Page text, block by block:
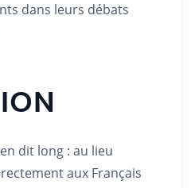
dans leurs débats
dit long : au lieu
aux Français